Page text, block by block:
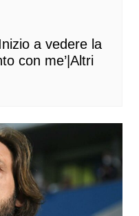
a vedere la
con me’|Altri